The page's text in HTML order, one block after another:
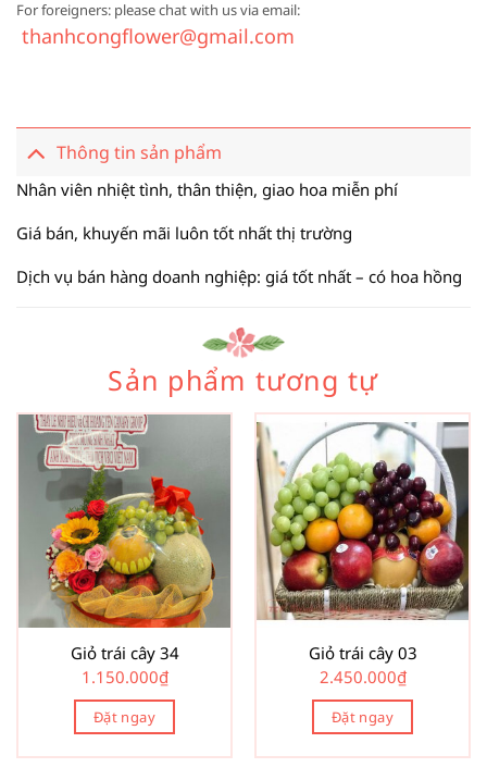
For foreigners: please chat with us via email:
thanhcongflower@gmail.com
Thông tin sản phẩm
Nhân viên nhiệt tình, thân thiện, giao hoa miễn phí
Giá bán, khuyến mãi luôn tốt nhất thị trường
Dịch vụ bán hàng doanh nghiệp: giá tốt nhất – có hoa hồng
Sản phẩm tương tự
Giỏ trái cây 34
1.150.000₫
Đặt ngay
Giỏ trái cây 03
2.450.000₫
Đặt ngay